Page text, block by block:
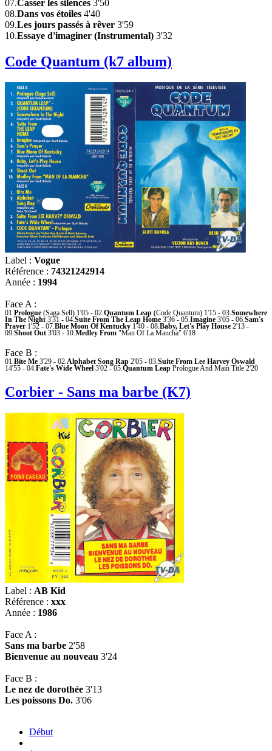
07.Casser les silences 3'50
08.Dans vos étoiles 4'40
09.Les jours passés à rêver 3'59
10.Essaye d'imaginer (Instrumental) 3'32
Code Quantum (k7 album)
Label : Vogue
Référence : 74321242914
Année : 1994
Face A :
01.Prologue (Saga Sell) 1'05 - 02.Quantum Leap (Code Quantum) 1'15 - 03.Somewhere
In The Night 3'31 - 04.Suite From The Leap Home 3'36 - 05.Imagine 3'05 - 06.Sam's
Prayer 1'52 - 07.Blue Moon Of Kentucky 1'40 - 08.Baby, Let's Play House 2'13 -
09.Shoot Out 3'03 - 10.Medley From "Man Of La Mancha" 6'18
Face B :
01.Bite Me 3'29 - 02.Alphabet Song Rap 2'05 - 03.Suite From Lee Harvey Oswald
14'55 - 04.Fate's Wide Wheel 3'02 - 05.Quantum Leap Prologue And Main Title 2'20
Corbier - Sans ma barbe (K7)
Label : AB Kid
Référence : xxx
Année : 1986
Face A :
Sans ma barbe 2'58
Bienvenue au nouveau 3'24
Face B :
Le nez de dorothée 3'13
Les poissons Do. 3'06
Début